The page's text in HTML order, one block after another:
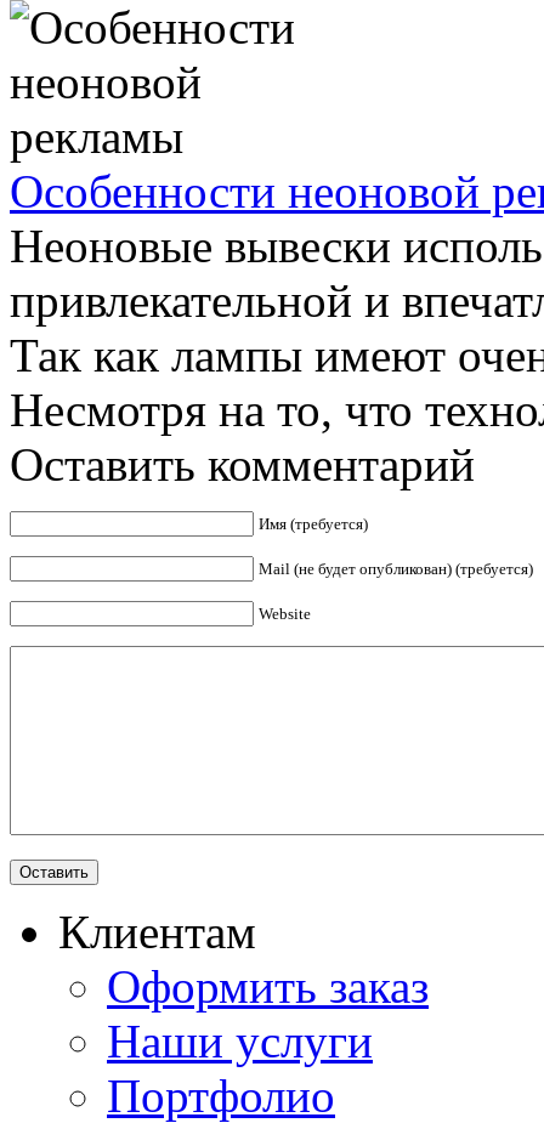
Особенности неоновой
Неоновые вывески
привлекательной и
Так как лампы имеют
Несмотря на то, что
Оставить комментарий
Имя (требуется)
Mail (не будет опубликован) (требуется)
Website
Клиентам
Оформить заказ
Наши услуги
Портфолио